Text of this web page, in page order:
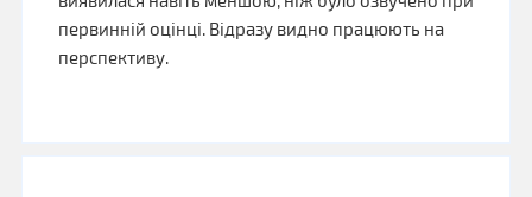
первинній оцінці. Відразу видно працюють на
перспективу.